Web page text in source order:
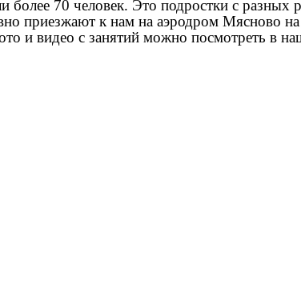
70 человек. Это подростки с разных
приезжают к нам на аэродром Мясново
и видео с занятий можно посмотреть в